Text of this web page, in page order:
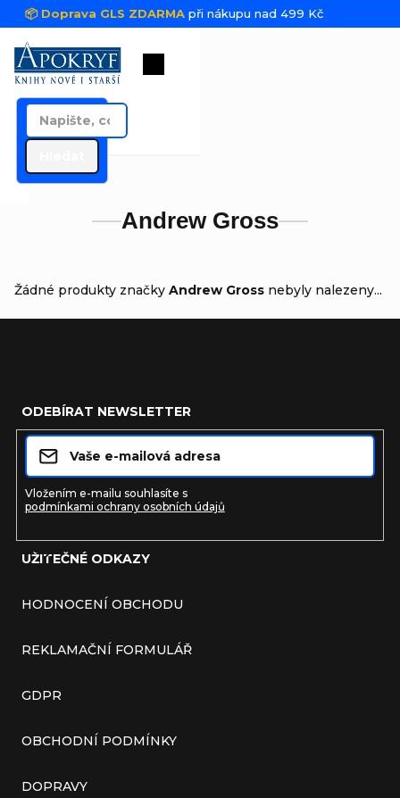
Přejít na obsah
📦 Doprava GLS ZDARMA při nákupu nad 499 Kč
Nákupní košík
Andrew Gross
Žádné produkty značky Andrew Gross nebyly nalezeny...
UŽITEČNÉ ODKAZY
HODNOCENÍ OBCHODU
REKLAMAČNÍ FORMULÁŘ
GDPR
OBCHODNÍ PODMÍNKY
DOPRAVY
ODEBÍRAT NEWSLETTER
Vložením e-mailu souhlasíte s
podmínkami ochrany osobních údajů
Přihlásit se